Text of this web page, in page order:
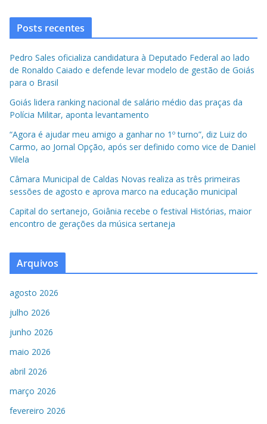
Posts recentes
Pedro Sales oficializa candidatura à Deputado Federal ao lado
de Ronaldo Caiado e defende levar modelo de gestão de Goiás
para o Brasil
Goiás lidera ranking nacional de salário médio das praças da
Polícia Militar, aponta levantamento
“Agora é ajudar meu amigo a ganhar no 1º turno”, diz Luiz do
Carmo, ao Jornal Opção, após ser definido como vice de Daniel
Vilela
Câmara Municipal de Caldas Novas realiza as três primeiras
sessões de agosto e aprova marco na educação municipal
Capital do sertanejo, Goiânia recebe o festival Histórias, maior
encontro de gerações da música sertaneja
Arquivos
agosto 2026
julho 2026
junho 2026
maio 2026
abril 2026
março 2026
fevereiro 2026